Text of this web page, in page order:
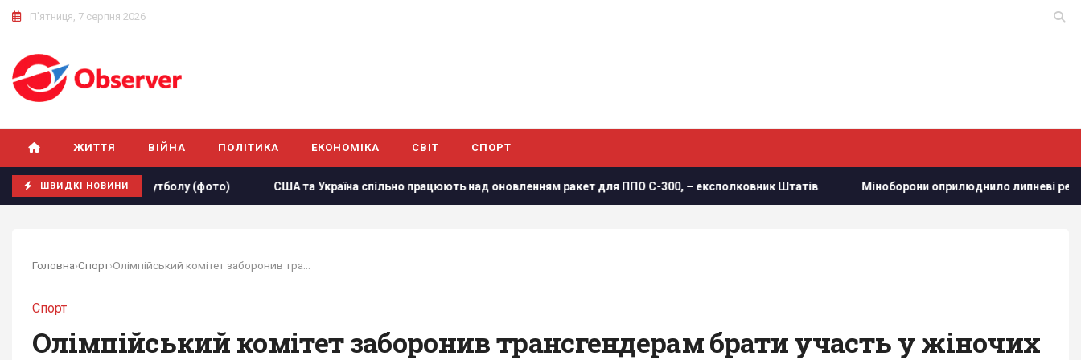
П'ятниця, 7 серпня 2026
ЖИТТЯ ВІЙНА ПОЛІТИКА ЕКОНОМІКА СВІТ СПОРТ
ШВИДКІ НОВИНИ
з футболу (фото) США та Україна спільно працюють над оновленням ракет для ППО С-300, – експолковник Штатів Міноборони оприлюднило липневі результати роботи ППО
Головна›Спорт›
Спорт
Олімпійський комітет заборонив трансгендерам брати участь у жіночих